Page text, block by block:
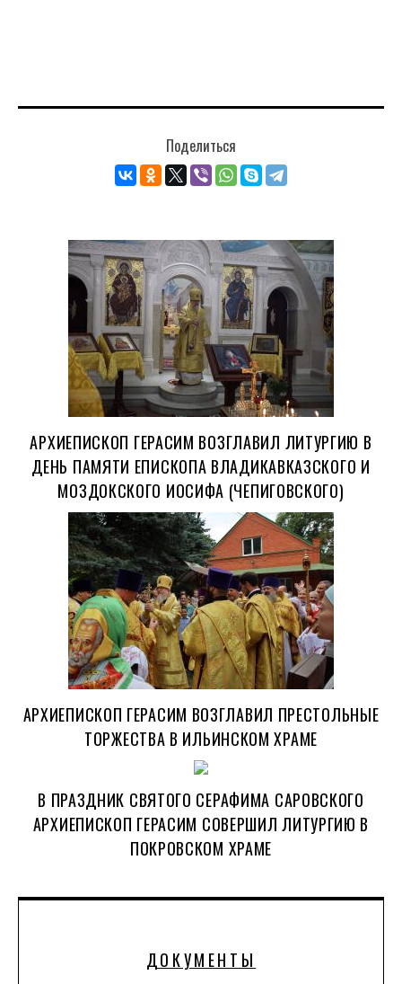
ДОКУМЕНТЫ
Поделиться
АРХИЕПИСКОП ГЕРАСИМ ВОЗГЛАВИЛ ЛИТУРГИЮ В
ДЕНЬ ПАМЯТИ ЕПИСКОПА ВЛАДИКАВКАЗСКОГО И
МОЗДОКСКОГО ИОСИФА (ЧЕПИГОВСКОГО)
АРХИЕПИСКОП ГЕРАСИМ ВОЗГЛАВИЛ ПРЕСТОЛЬНЫЕ
ТОРЖЕСТВА В ИЛЬИНСКОМ ХРАМЕ
В ПРАЗДНИК СВЯТОГО СЕРАФИМА САРОВСКОГО
АРХИЕПИСКОП ГЕРАСИМ СОВЕРШИЛ ЛИТУРГИЮ В
ПОКРОВСКОМ ХРАМЕ